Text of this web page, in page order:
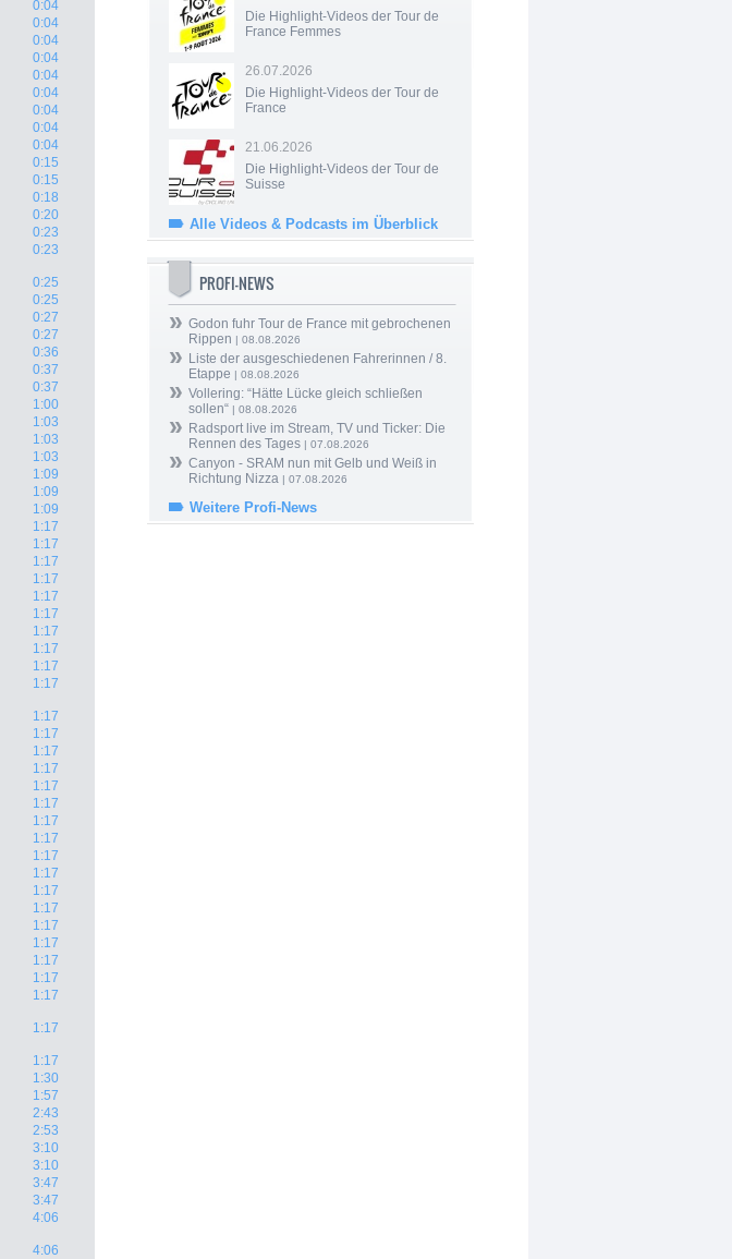
0:04
0:04
0:04
0:04
0:04
0:04
0:04
0:04
0:04
0:15
0:15
0:18
0:20
0:23
0:23
0:25
0:25
0:27
0:27
0:36
0:37
0:37
1:00
1:03
1:03
1:03
1:09
1:09
1:09
1:17
1:17
1:17
1:17
1:17
1:17
1:17
1:17
1:17
1:17
1:17
1:17
1:17
1:17
1:17
1:17
1:17
1:17
1:17
1:17
1:17
1:17
1:17
1:17
1:17
1:17
1:17
1:17
1:17
1:30
1:57
2:43
2:53
3:10
3:10
3:47
3:47
4:06
4:06
Die Highlight-Videos der Tour de
France Femmes
26.07.2026
Die Highlight-Videos der Tour de
France
21.06.2026
Die Highlight-Videos der Tour de
Suisse
Alle Videos & Podcasts im Überblick
PROFI-NEWS
Godon fuhr Tour de France mit gebrochenen
Rippen | 08.08.2026
Liste der ausgeschiedenen Fahrerinnen / 8.
Etappe | 08.08.2026
Vollering: “Hätte Lücke gleich schließen
sollen“ | 08.08.2026
Radsport live im Stream, TV und Ticker: Die
Rennen des Tages | 07.08.2026
Canyon - SRAM nun mit Gelb und Weiß in
Richtung Nizza | 07.08.2026
Weitere Profi-News